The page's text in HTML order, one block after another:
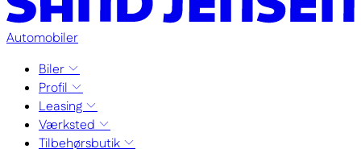
Automobiler
Biler
Profil
Leasing
Værksted
Tilbehørsbutik